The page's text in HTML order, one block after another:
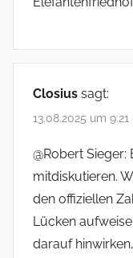
a
n
Closius sagt:
13.08.2025 um 9:21
@Robert Sieger:
mitdiskutieren.
den offiziellen
Lücken
darauf